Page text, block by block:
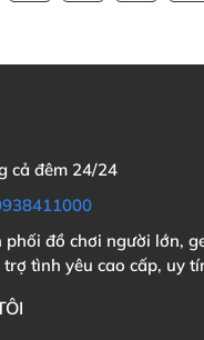
cả đêm 24/24
phối đồ chơi người lớn,
trợ tình yêu cao cấp, uy